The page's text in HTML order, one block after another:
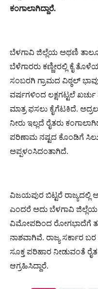
ಕಂಗಾಲಾಗಿದ್ದಾರೆ.
ಬೆಳಗಾವಿ ಜಿಲ್ಲೆಯ ಅಥಣಿ
ಬೆಳೆಗಾರರು ಕಣ್ಣೀರಲ್ಲಿ ಕೈ
ಸಂಬರಗಿ ಗ್ರಾಮದ ವಿಠ್ಠಲ್
ವರ್ಷಗಳಿಂದ ಲಕ್ಷಗಟ್ಟಲೆ
ಮಾತ್ರ ಫಸಲು ಕೈಗೆಟಕಿದೆ.
ನೀರು ಇಲ್ಲದೆ ರೈತರು
ಪರಿಣಾಮ ನಷ್ಟದ ಕೊಂಡಿಗೆ
ಅಪ್ಪಳಂಸಿದಂತಾಗಿದೆ.
ವಿಜಯಪುರ ಬಿಟ್ಟರೆ ರಾಜ್ಯದಲ್ಲಿ
ಎಂದರೆ ಅದು ಬೆಳಗಾವಿ ಜಿಲ್ಲೆಯ
ವಿಮೋಪದಿಂದ ರೋಗಭಾದೆಗೆ
ನಾಶವಾಗಿವೆ. ರಾಜ್ಯ ಸರ್ಕಾರ
ಸೂಕ್ತ ಪರಿಹಾರ ನೀಡುವಂತೆ
ಆಗ್ರಹಿಸಿದ್ದಾರೆ.